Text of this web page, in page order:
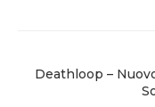
Deathloop –